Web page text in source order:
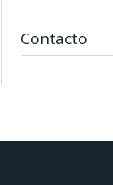
Contacto